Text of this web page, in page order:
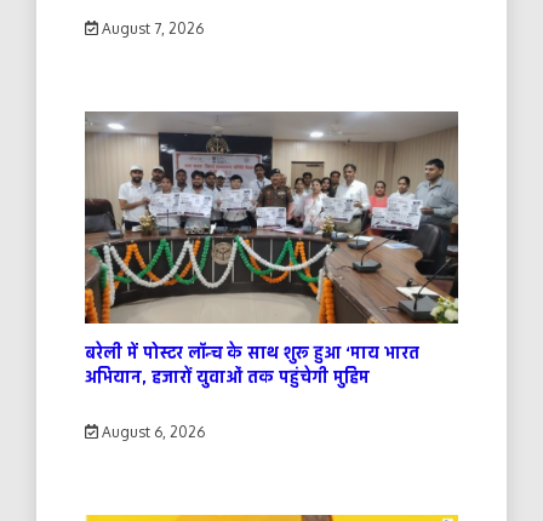
August 7, 2026
बरेली में पोस्टर लॉन्च के साथ शुरू हुआ ‘माय भारत
अभियान, हजारों युवाओं तक पहुंचेगी मुहिम
August 6, 2026